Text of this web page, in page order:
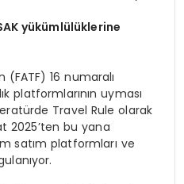
yükümlülüklerine
(FATF) 16 numaralı
platformlarının uyması
Travel Rule olarak
2025’ten bu yana
satım platformları ve